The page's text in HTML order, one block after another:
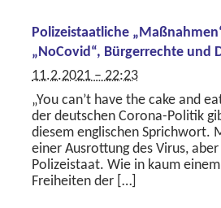
Polizeistaatliche
„NoCovid“, Bürgerrechte und
11.2.2021 – 22:23
„You can’t have the cake and
der deutschen Corona-Politik
diesem englischen Sprichwort.
einer Ausrottung des Virus,
Polizeistaat. Wie in kaum
Freiheiten der […]